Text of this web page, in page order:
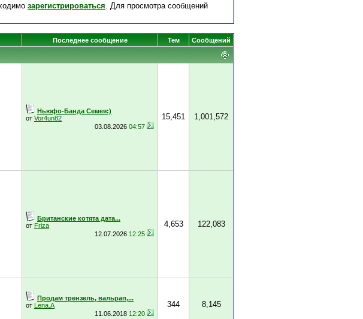
зарегистрироваться. Для просмотра сообщений
Последнее сообщение Тем Сообщений
Ньюфо-Банда Семея:)
от Vor4un82
03.08.2026 04:57
15,451 1,001,572
Британские котята дата...
от Friza
12.07.2026 12:25
4,653 122,083
Продам трензель, вальрап,...
от Lena.A
11.06.2018 12:20
344 8,145